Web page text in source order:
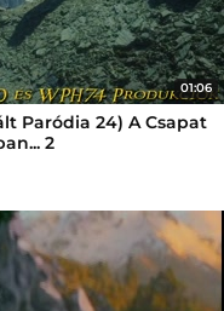
01:06
Paródia 24) A Csapat
2